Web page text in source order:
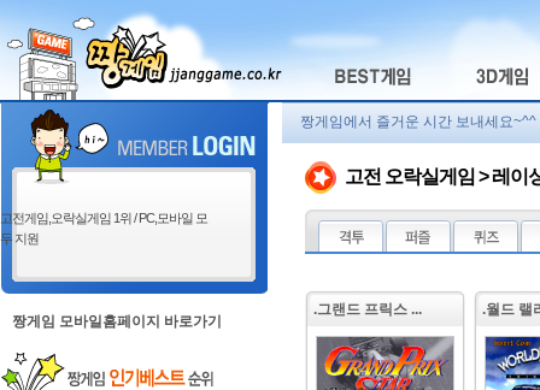
고전게임,오락실게임 1위 / PC,모바일 모
두 지원
짱게임 모바일홈페이지 바로가기
짱게임에서 즐거운 시간 보내세요~^^
고전 오락실게임 > 레이
.그랜드 프릭스 ... .월드 랠